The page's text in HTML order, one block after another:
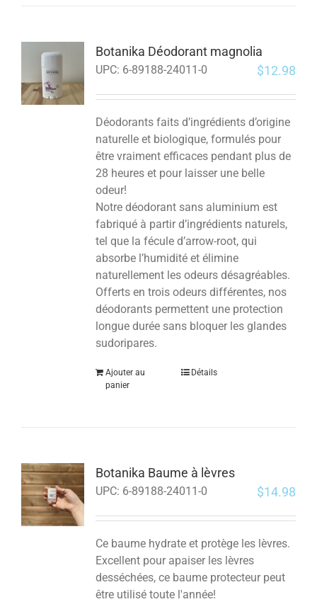
Botanika Déodorant magnolia
UPC: 6-89188-24011-0 $12.98
Déodorants faits d’ingrédients d’origine
naturelle et biologique, formulés pour
être vraiment efficaces pendant plus de
28 heures et pour laisser une belle
odeur!
Notre déodorant sans aluminium est
fabriqué à partir d’ingrédients naturels,
tel que la fécule d’arrow-root, qui
absorbe l’humidité et élimine
naturellement les odeurs désagréables.
Offerts en trois odeurs différentes, nos
déodorants permettent une protection
longue durée sans bloquer les glandes
sudoripares.
Ajouter au
panier
Détails
Botanika Baume à lèvres
UPC: 6-89188-24011-0 $14.98
Ce baume hydrate et protège les lèvres.
Excellent pour apaiser les lèvres
desséchées, ce baume protecteur peut
être utilisé toute l'année!